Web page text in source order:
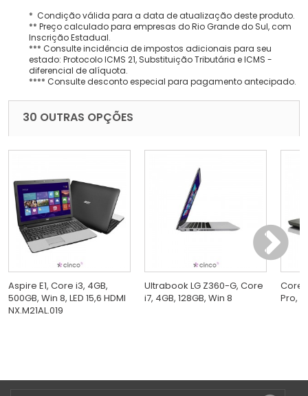
* Condição válida para a data de atualização deste produto.
** Preço calculado para empresas do Rio Grande do Sul, com
Inscrição Estadual.
*** Consulte incidência de impostos adicionais para seu
estado: Protocolo ICMS 21, Substituição Tributária e ICMS -
diferencial de alíquota.
**** Consulte desconto especial para pagamento antecipado.
30 OUTRAS OPÇÕES
Aspire E1, Core i3, 4GB,
500GB, Win 8, LED 15,6 HDMI
NX.M21AL.019
Ultrabook LG Z360-G, Core
i7, 4GB, 128GB, Win 8
Core
Pro,